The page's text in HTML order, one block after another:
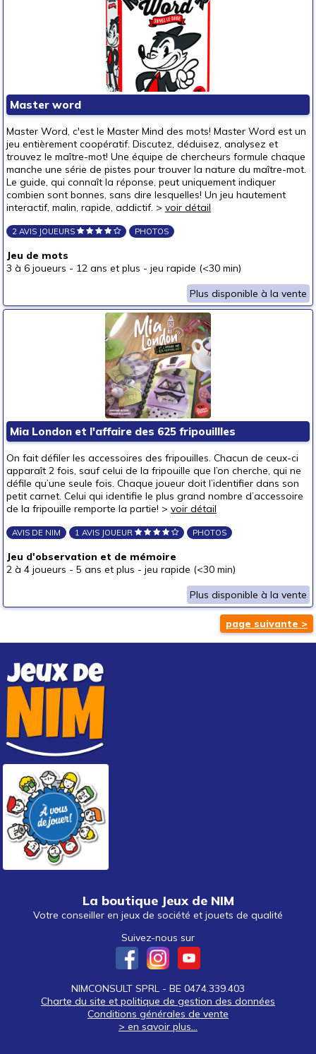
Master word
Master Word, c'est le Master Mind des mots! Master Word est un
jeu entièrement coopératif. Discutez, déduisez, analysez et
trouvez le maître-mot! Une équipe de chercheurs formule chaque
manche une série de pistes pour trouver la nature du maître-mot.
Le guide, qui connaît la réponse, peut uniquement indiquer
combien sont bonnes, sans dire lesquelles! Un jeu hautement
interactif, malin, rapide, addictif. > voir détail
2 AVIS JOUEURS PHOTOS
Jeu de mots
3 à 6 joueurs - 12 ans et plus - jeu rapide (<30 min)
Plus disponible à la vente
Mia London et l'affaire des 625 fripouillles
On fait défiler les accessoires des fripouilles. Chacun de ceux-ci
apparaît 2 fois, sauf celui de la fripouille que l’on cherche, qui ne
défile qu’une seule fois. Chaque joueur doit l’identifier dans son
petit carnet. Celui qui identifie le plus grand nombre d’accessoire
de la fripouille remporte la partie! > voir détail
AVIS DE NIM 1 AVIS JOUEUR PHOTOS
Jeu d'observation et de mémoire
2 à 4 joueurs - 5 ans et plus - jeu rapide (<30 min)
Plus disponible à la vente
page suivante >
La boutique Jeux de NIM
Votre conseiller en jeux de société et jouets de qualité
Suivez-nous sur
NIMCONSULT SPRL - BE 0474.339.403
Charte du site et politique de gestion des données
Conditions générales de vente
> en savoir plus...